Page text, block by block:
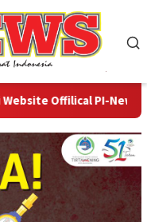
Offilical PI-News